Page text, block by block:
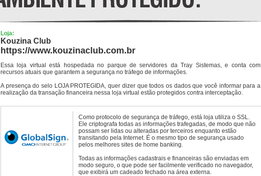
Loja:
Kouzina Club
https://www.kouzinaclub.com.br
Essa loja virtual está hospedada no parque de servidores da Tray Sistemas, e conta com
recursos atuais que garantem a segurança no tráfego de informações.
A presença do selo LOJA PROTEGIDA, quer dizer que todos os dados que você informar para a
realização da transação financeira nessa loja virtual estão protegidos contra interceptação.
Como protocolo de segurança de tráfego, está loja utiliza o SSL.
Ele criptografa todas as informações trafegadas, de modo que não
possam ser lidas ou alteradas por terceiros enquanto estão
transitando pela Internet. É o mesmo tipo de segurança usado
pelos melhores sites de home banking.
Todas as informações cadastrais e financeiras são enviadas em
modo seguro, o que pode ser facilmente verificado no navegador,
que exibirá um cadeado fechado na área externa.